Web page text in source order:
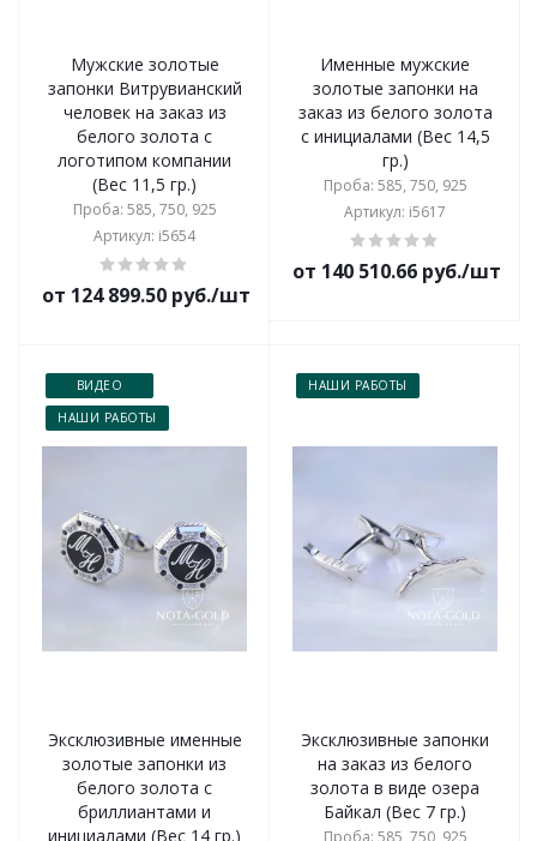
Мужские золотые
запонки Витрувианский
человек на заказ из
белого золота с
логотипом компании
(Вес 11,5 гр.)
Проба: 585, 750, 925
Артикул: i5654
от 124 899.50 руб./шт
Именные мужские
золотые запонки на
заказ из белого золота
с инициалами (Вес 14,5
гр.)
Проба: 585, 750, 925
Артикул: i5617
от 140 510.66 руб./шт
ВИДЕО
НАШИ РАБОТЫ
Эксклюзивные именные
золотые запонки из
белого золота с
бриллиантами и
инициалами (Вес 14 гр.)
НАШИ РАБОТЫ
Эксклюзивные запонки
на заказ из белого
золота в виде озера
Байкал (Вес 7 гр.)
Проба: 585, 750, 925